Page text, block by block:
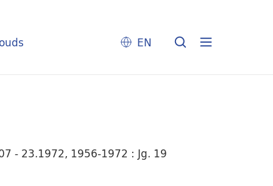
EN
- 23.1972, 1956-1972 : Jg. 19